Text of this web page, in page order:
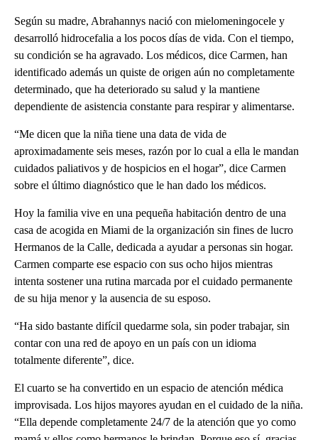
Según su madre, Abrahannys nació con mielomeningocele y
desarrolló hidrocefalia a los pocos días de vida. Con el tiempo,
su condición se ha agravado. Los médicos, dice Carmen, han
identificado además un quiste de origen aún no completamente
determinado, que ha deteriorado su salud y la mantiene
dependiente de asistencia constante para respirar y alimentarse.
“Me dicen que la niña tiene una data de vida de
aproximadamente seis meses, razón por lo cual a ella le mandan
cuidados paliativos y de hospicios en el hogar”, dice Carmen
sobre el último diagnóstico que le han dado los médicos.
Hoy la familia vive en una pequeña habitación dentro de una
casa de acogida en Miami de la organización sin fines de lucro
Hermanos de la Calle, dedicada a ayudar a personas sin hogar.
Carmen comparte ese espacio con sus ocho hijos mientras
intenta sostener una rutina marcada por el cuidado permanente
de su hija menor y la ausencia de su esposo.
“Ha sido bastante difícil quedarme sola, sin poder trabajar, sin
contar con una red de apoyo en un país con un idioma
totalmente diferente”, dice.
El cuarto se ha convertido en un espacio de atención médica
improvisada. Los hijos mayores ayudan en el cuidado de la niña.
“Ella depende completamente 24/7 de la atención que yo como